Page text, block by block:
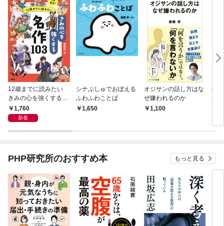
12歳までに読みたい
きみの心を強くする名
作103
1,760
新着
シナぷしゅでおぼえる
ふわふわことば
1,650
オジサンの話し方はな
ぜ嫌われるのか
1,100
孤
PHP研究所のおすすめ本 もっと見る